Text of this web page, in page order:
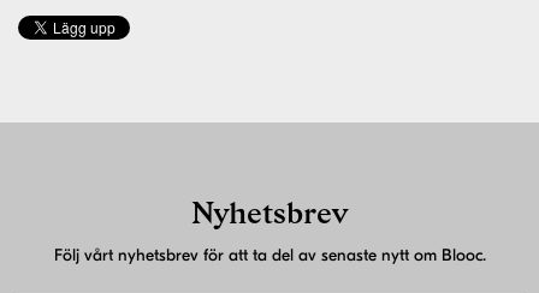
Nyhetsbrev
Följ vårt nyhetsbrev för att ta del av senaste nytt om Blooc.